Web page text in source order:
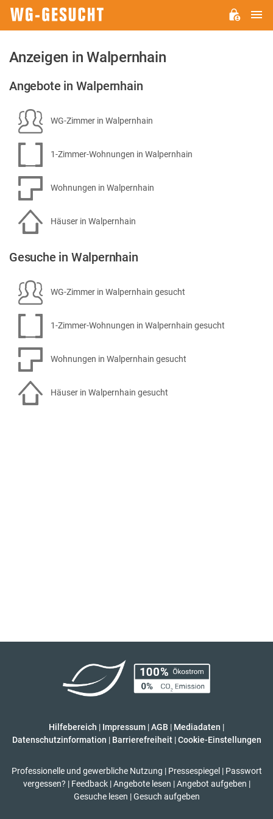
Anzeigen in Walpernhain
Angebote in Walpernhain
WG-Zimmer in Walpernhain
1-Zimmer-Wohnungen in Walpernhain
Wohnungen in Walpernhain
Häuser in Walpernhain
Gesuche in Walpernhain
WG-Zimmer in Walpernhain gesucht
1-Zimmer-Wohnungen in Walpernhain gesucht
Wohnungen in Walpernhain gesucht
Häuser in Walpernhain gesucht
Hilfebereich | Impressum |AGB | Mediadaten |
Datenschutzinformation | Barrierefreiheit | Cookie-Einstellungen
Professionelle und gewerbliche Nutzung | Pressespiegel | Passwort
vergessen? | Feedback | Angebote lesen | Angebot aufgeben |
Gesuche lesen | Gesuch aufgeben